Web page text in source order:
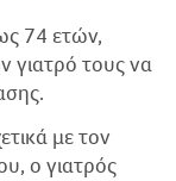
74 ετών,
γιατρό τους να
με τον
ο γιατρός